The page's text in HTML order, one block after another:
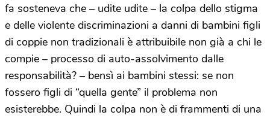
fa sosteneva che – udite udite – la colpa dello stigma
e delle violente discriminazioni a danni di bambini figli
di coppie non tradizionali è attribuibile non già a chi le
compie – processo di auto-assolvimento dalle
responsabilità? – bensì ai bambini stessi: se non
fossero figli di “quella gente” il problema non
esisterebbe. Quindi la colpa non è di frammenti di una